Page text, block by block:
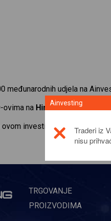
međunarodnih udjela na
ovima na Hims Hers Health
ovom investicijskom proizvodu,
TRGOVANJE
PROIZVODIMA
Ainvesting
Traderi iz
nisu